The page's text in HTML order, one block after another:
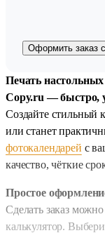
Оформить заказ
Печать
Copy.ru — быстро,
Создайте стильный
или станет
фотокалендарей с
качество, чёткие
Простое
Сделать заказ
калькулятор.